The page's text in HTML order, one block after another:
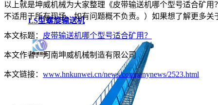
LS型螺旋输送机
以上就是坤威机械为大家整理《皮带输送机哪个型号适合矿
不适用于所有现场。如有问题概不负责。）如果想了解更多
本文标题： 皮带输送机哪个型号适合矿用？
本文作者：河南坤威机械制造有限公司
本文链接： www.hnkunwei.cn/news/companynews/2523.html